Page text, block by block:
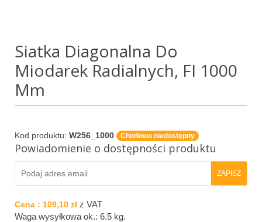
Siatka Diagonalna Do
Miodarek Radialnych, FI 1000
Mm
Kod produktu: W256_1000 Chwilowo niedostępny
Powiadomienie o dostępności produktu
Cena : 109,10 zł z VAT
Waga wysyłkowa ok.: 6.5 kg.